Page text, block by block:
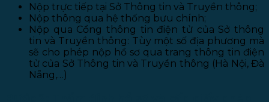
Nộp trực tiếp tại Sở Thông tin và Truyền thông;
Nộp thông qua hệ thống bưu chính;
Nộp qua Cổng thông tin điện tử của Sở thông
tin và Truyền thông: Tùy một số địa phương mà
sẽ cho phép nộp hồ sơ qua trang thông tin điện
tử của Sở Thông tin và Truyền thông (Hà Nội, Đà
Nẵng,…)